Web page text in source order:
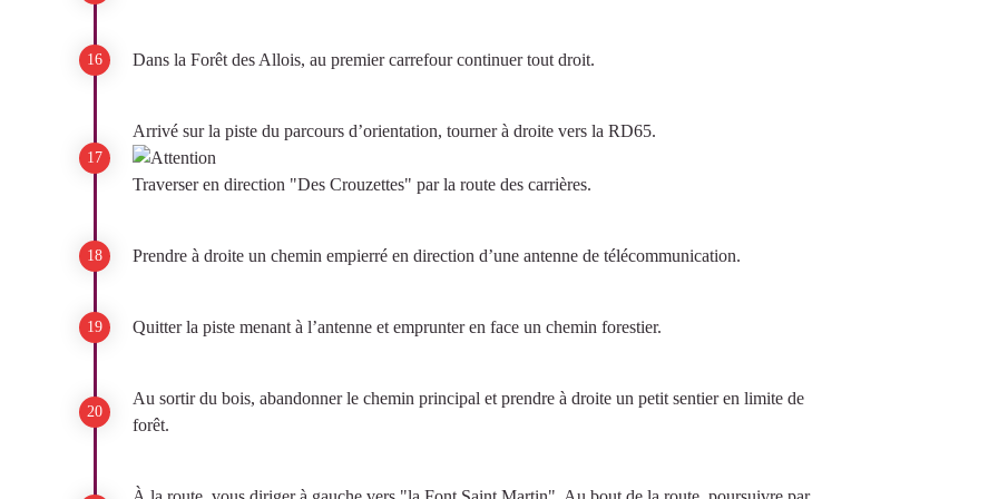
Dans la Forêt des Allois, au premier carrefour continuer tout droit.
Arrivé sur la piste du parcours d’orientation, tourner à droite vers la RD65.
Traverser en direction "Des Crouzettes" par la route des carrières.
Prendre à droite un chemin empierré en direction d’une antenne de télécommunication.
Quitter la piste menant à l’antenne et emprunter en face un chemin forestier.
Au sortir du bois, abandonner le chemin principal et prendre à droite un petit sentier en limite de
forêt.